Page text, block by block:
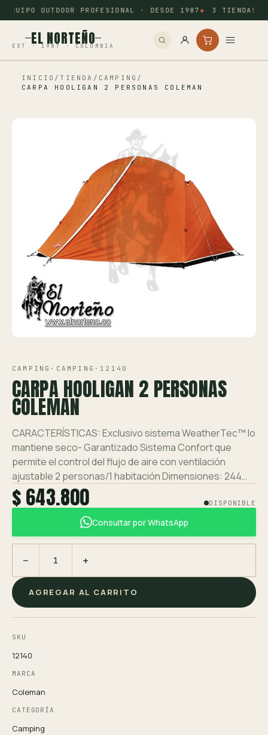
EQUIPO OUTDOOR PROFESIONAL · DESDE 1987 3 TIENDAS:
EL NORTEÑO
EST · 1987 · COLOMBIA
Inicio
Ver toda la tienda →
Contáctanos
INICIO / TIENDA / CAMPING /
CARPA HOOLIGAN 2 PERSONAS COLEMAN
VISTA 1/1
CAMPING · CAMPING · 12140
CARPA HOOLIGAN 2 PERSONAS
COLEMAN
CARACTERÍSTICAS: Exclusivo sistema WeatherTec™ lo
mantiene seco- Garantizado Sistema Confort que
permite el control del flujo de aire con ventilación
ajustable 2 personas/1 habitación Dimensiones: 244…
$ 643.800 DISPONIBLE
Consultar por WhatsApp
− +
AGREGAR AL CARRITO
SKU
12140
MARCA
Coleman
CATEGORÍA
Camping